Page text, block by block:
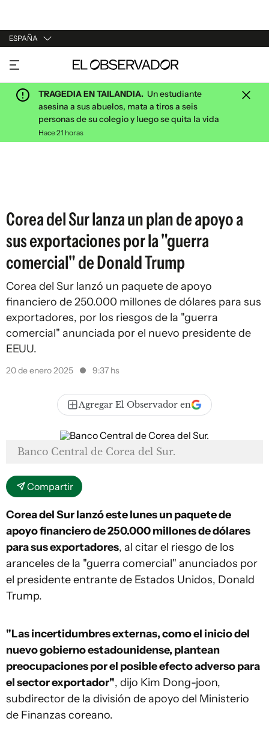
ESPAÑA
URUGUAY
ARGENTINA
ESPAÑA
ESTADOS UNIDOS
TRAGEDIA EN TAILANDIA. Un estudiante
asesina a sus abuelos, mata a tiros a seis
personas de su colegio y luego se quita la vida
Hace 21 horas
Corea del Sur lanza un plan de apoyo a
sus exportaciones por la "guerra
comercial" de Donald Trump
Corea del Sur lanzó un paquete de apoyo
financiero de 250.000 millones de dólares para sus
exportadores, por los riesgos de la "guerra
comercial" anunciada por el nuevo presidente de
EEUU.
20 de enero 2025 9:37 hs
Agregar El Observador en
Banco Central de Corea del Sur.
Compartir
Corea del Sur lanzó este lunes un paquete de
apoyo financiero de 250.000 millones de dólares
para sus exportadores, al citar el riesgo de los
aranceles de la "guerra comercial" anunciados por
el presidente entrante de Estados Unidos, Donald
Trump.
"Las incertidumbres externas, como el inicio del
nuevo gobierno estadounidense, plantean
preocupaciones por el posible efecto adverso para
el sector exportador", dijo Kim Dong-joon,
subdirector de la división de apoyo del Ministerio
de Finanzas coreano.